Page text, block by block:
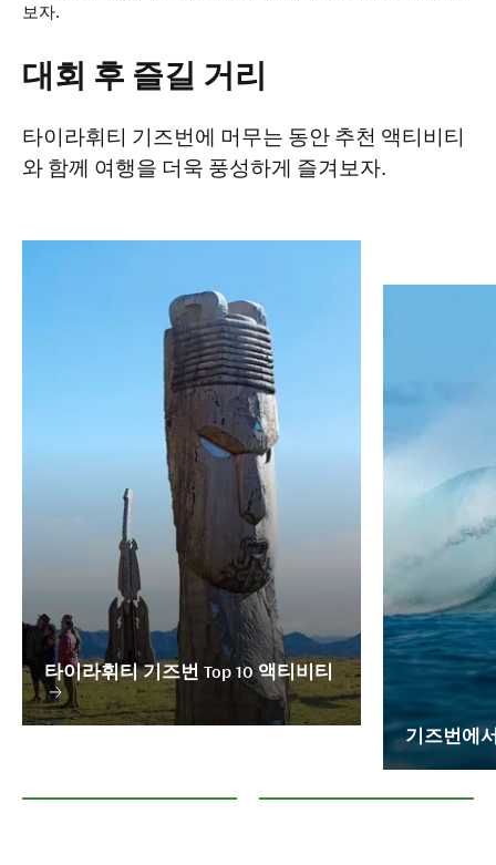
보자.
대회 후 즐길 거리
타이라휘티 기즈번에 머무는 동안 추천 액티비티
와 함께 여행을 더욱 풍성하게 즐겨보자.
타이라휘티 기즈번 Top 10 액티비티
기즈번에